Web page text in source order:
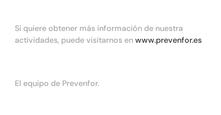
Si quiere obtener más información de nuestra
actividades, puede visitarnos enwww.prevenfor.es
El equipo de Prevenfor.